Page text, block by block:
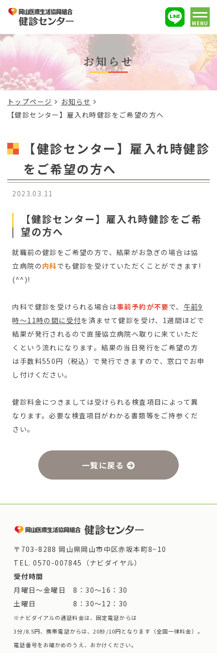
MENU
お知らせ
トップページ
お知らせ
【健診センター】雇入れ時健診をご希望の方へ
【健診センター】雇入れ時健診
をご希望の方へ
2023.03.11
【健診センター】雇入れ時健診をご希
望の方へ
就職前の健診をご希望の方で、結果がお急ぎの場合は協
立病院の 内科でも健診を受けていただくことができます!
(^^)!
内科で健診を受けられる場合は事前予約が不要で、 午前9
時～11時の間に受付を済ませて健診を受け、1週間ほどで
結果が発行されるので直接協立病院へ取りに来ていただ
くという流れになります。結果の当日発行をご希望の方
は手数料550円（税込）で発行できますので、窓口でお申
し付けください。
健診料金につきましては受けられる検査項目によって異
なります。必要な検査項目がわかる書類等をご持参くだ
さい。
一覧に戻る
〒703-8288 岡山県岡山市中区赤坂本町8−10
TEL.0570-007845（ナビダイヤル）
受付時間
月曜日～金曜日 8：30～16：30
土曜日 8：30～12：30
※ナビダイアルの通話料金は、固定電話からは
3分/8.5円、携帯電話からは、20秒/10円となります（全国一律料金）。
電話番号をお確かめのうえ、おかけください。